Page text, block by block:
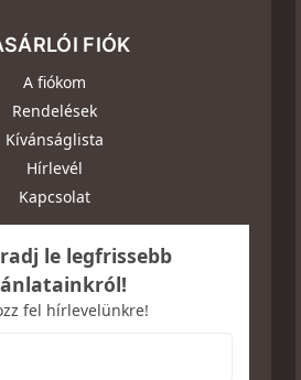
FIÓK
A fiókom
Rendelések
Kívánságlista
Hírlevél
Kapcsolat
le legfrissebb
fel hírlevelünkre!